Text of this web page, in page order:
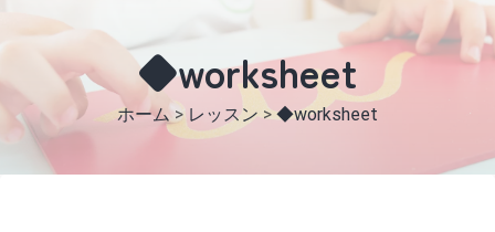
◆worksheet
ホーム> レッスン > ◆worksheet